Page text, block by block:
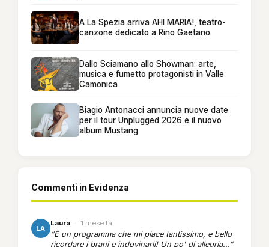
A La Spezia arriva AHI MARIA!, teatro-
canzone dedicato a Rino Gaetano
Dallo Sciamano allo Showman: arte,
musica e fumetto protagonisti in Valle
Camonica
Biagio Antonacci annuncia nuove date
per il tour Unplugged 2026 e il nuovo
album Mustang
Commenti in Evidenza
LA
Laura · 1 mese fa
“È un programma che mi piace tantissimo, e bello
ricordare i brani e indovinarli! Un po' di allegria...”